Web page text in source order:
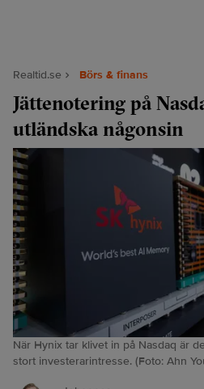
Realtid.se Börs & finans
Jättenotering på
utländska någonsin
När Hynix tar klivet in på Nasdaq är
stort investerarintresse. (Foto: Ahn